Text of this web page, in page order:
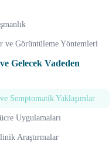
Görüntüleme Yöntemleri
Gelecek Vadeden
Semptomatik Yaklaşımlar
Uygulamaları
Araştırmalar